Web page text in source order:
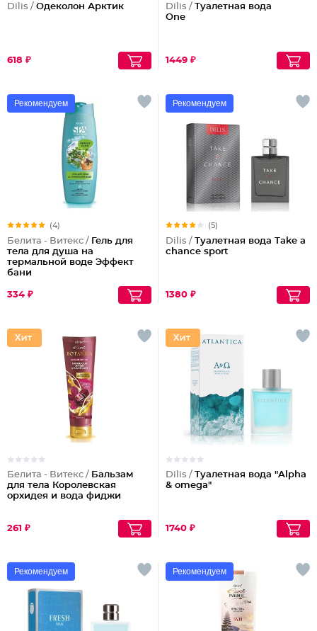
Dilis / Одеколон Арктик
618 ₽
Dilis / Туалетная вода
One
1449 ₽
Рекомендуем
(4)
Белита - Витекс / Гель для
тела для душа на
термальной воде Эффект
бани
334 ₽
Рекомендуем
(5)
Dilis / Туалетная вода Take a
chance sport
1380 ₽
Белита - Витекс / Бальзам
для тела Королевская
орхидея и вода фиджи
261 ₽
Dilis / Туалетная вода "Alpha
& omega"
1740 ₽
Рекомендуем Рекомендуем